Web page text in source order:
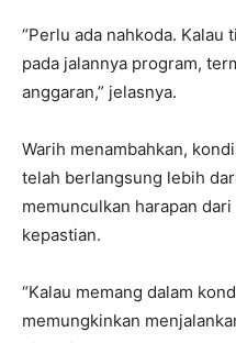
“Perlu ada nahkoda.
pada jalannya program,
anggaran,” jelasnya.
Warih menambahkan,
telah berlangsung lebih
memunculkan harapan
kepastian.
“Kalau memang dalam
memungkinkan